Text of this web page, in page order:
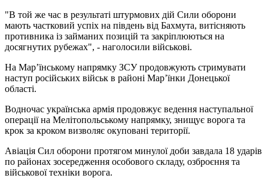
"В той же час в результаті штурмових дій Сили оборони
мають частковий успіх на південь від Бахмута, витісняють
противника із займаних позицій та закріплюються на
досягнутих рубежах", - наголосили військові.
На Мар’їнському напрямку ЗСУ продовжують стримувати
наступ російських військ в районі Мар’їнки Донецької
області.
Водночас українська армія продовжує ведення наступальної
операції на Мелітопольському напрямку, знищує ворога та
крок за кроком визволяє окуповані території.
Авіація Сил оборони протягом минулої доби завдала 18 ударів
по районах зосередження особового складу, озброєння та
військової техніки ворога.